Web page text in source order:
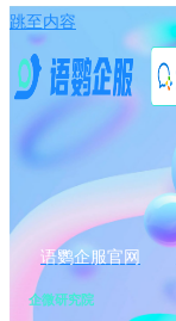
跳至内容
语鹦企服官网
企微研究院